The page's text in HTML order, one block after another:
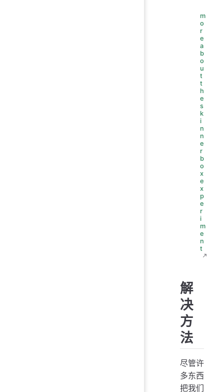
m
o
r
e
a
b
o
u
t
t
h
e
s
k
i
n
n
e
r
b
o
x
e
x
p
e
r
i
m
e
n
t
解
决
方
法
尽管许
多东西
把我们